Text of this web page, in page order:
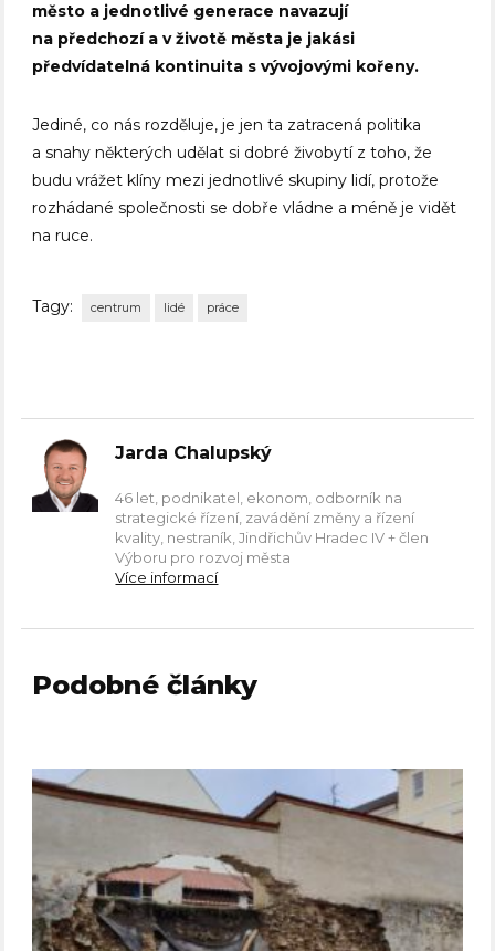
město a jednotlivé generace navazují
na předchozí a v životě města je jakási
předvídatelná kontinuita s vývojovými kořeny.
Jediné, co nás rozděluje, je jen ta zatracená politika
a snahy některých udělat si dobré živobytí z toho, že
budu vrážet klíny mezi jednotlivé skupiny lidí, protože
rozhádané společnosti se dobře vládne a méně je vidět
na ruce.
Tagy: centrum lidé práce
Jarda Chalupský
46 let, podnikatel, ekonom, odborník na
strategické řízení, zavádění změny a řízení
kvality, nestraník, Jindřichův Hradec IV + člen
Výboru pro rozvoj města
Více informací
Podobné články